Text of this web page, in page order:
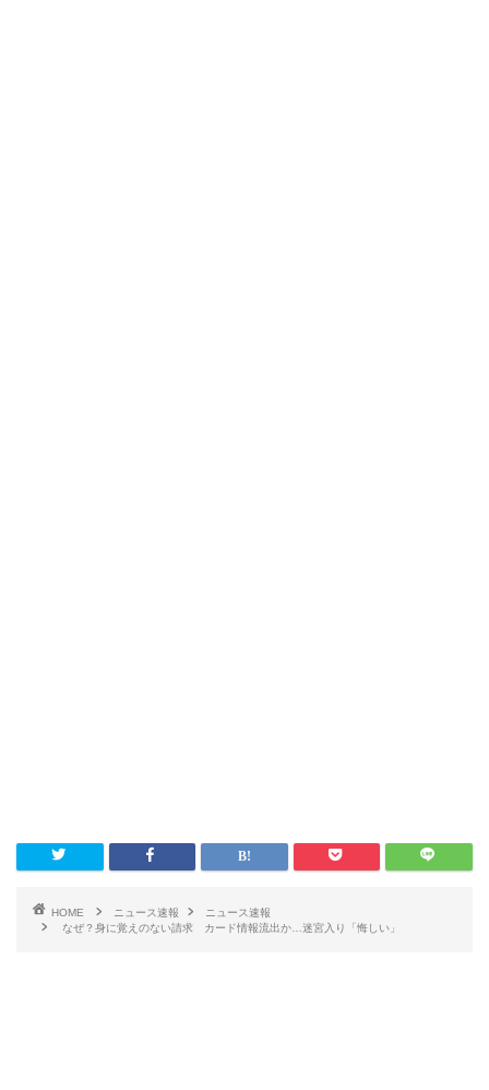
HOME ニュース速報
ニュース速報
なぜ？身に覚えのない請求 カード情報流出か…迷宮入り「悔しい」